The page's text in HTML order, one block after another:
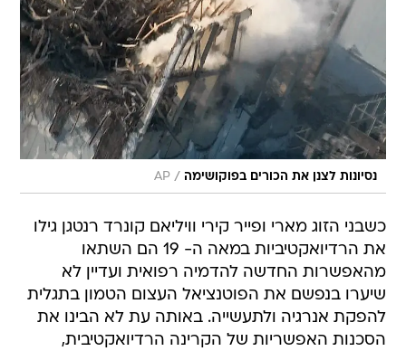
נסיונות לצנן את הכורים בפוקושימה /
AP
כשבני הזוג מארי ופייר קירי וויליאם קונרד רנטגן גילו
את הרדיואקטיביות במאה ה- 19 הם השתאו
מהאפשרות החדשה להדמיה רפואית ועדיין לא
שיערו בנפשם את הפוטנציאל העצום הטמון בתגלית
להפקת אנרגיה ולתעשייה. באותה עת לא הבינו את
הסכנות האפשריות של הקרינה הרדיואקטיבית,